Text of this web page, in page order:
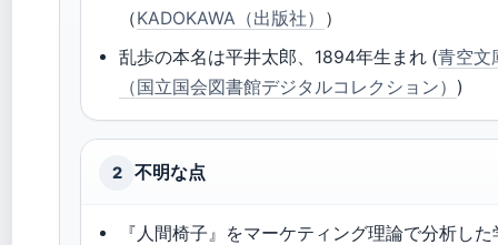
（KADOKAWA（出版社） ）
乱歩の本名は平井太郎、1894年生まれ (青空文
（国立国会図書館デジタルコレクション） )
2 不明な点
『人間椅子』をマーケティング理論で分析した